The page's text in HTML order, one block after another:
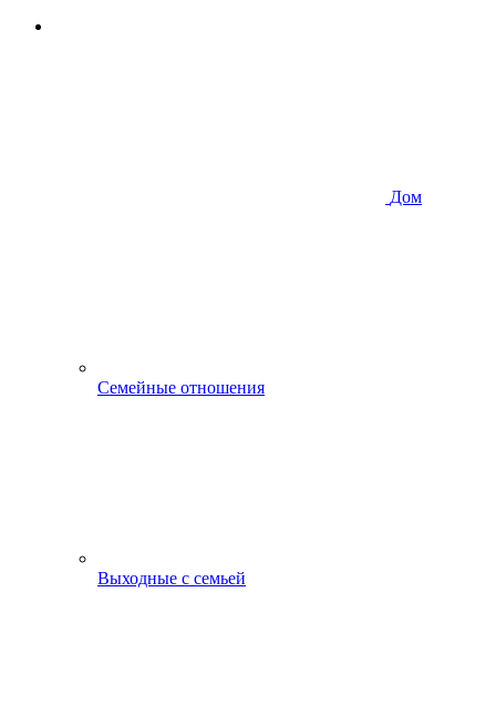
Дом
Семейные отношения
Выходные с семьей